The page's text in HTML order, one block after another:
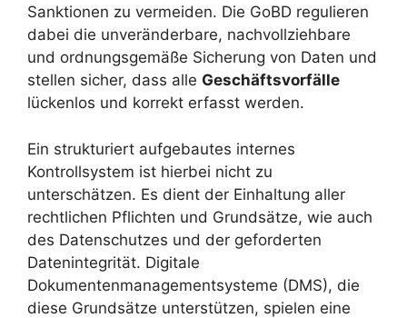
Sanktionen zu vermeiden. Die GoBD regulieren
dabei die unveränderbare, nachvollziehbare
und ordnungsgemäße Sicherung von Daten und
stellen sicher, dass alle Geschäftsvorfälle
lückenlos und korrekt erfasst werden.
Ein strukturiert aufgebautes internes
Kontrollsystem ist hierbei nicht zu
unterschätzen. Es dient der Einhaltung aller
rechtlichen Pflichten und Grundsätze, wie auch
des Datenschutzes und der geforderten
Datenintegrität. Digitale
Dokumentenmanagementsysteme (DMS), die
diese Grundsätze unterstützen, spielen eine